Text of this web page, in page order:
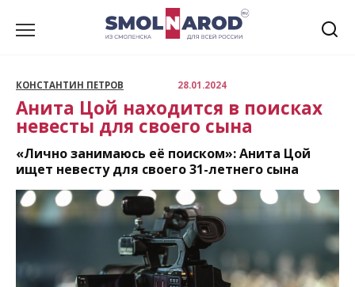
КОНСТАНТИН ПЕТРОВ 28.01.2024
Анита Цой находится в поисках
невесты для своего сына
«Лично занимаюсь её поиском»: Анита Цой
ищет невесту для своего 31-летнего сына